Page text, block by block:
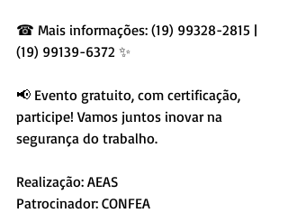
☎ Mais informações: (19) 99328-2815 |
(19) 99139-6372 ✨
📢 Evento gratuito, com certificação,
participe! Vamos juntos inovar na
segurança do trabalho.
Realização: AEAS
Patrocinador: CONFEA